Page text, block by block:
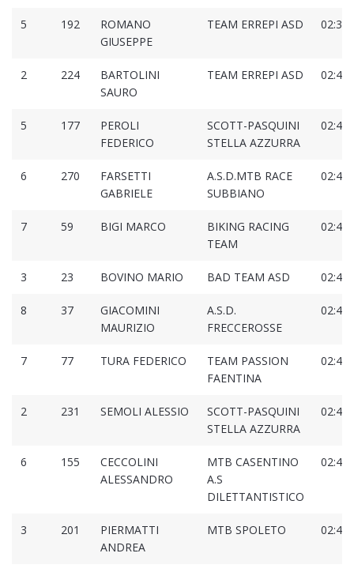
5 192
ROMANO
GIUSEPPE
TEAM ERREPI ASD
2 224
BARTOLINI
SAURO
TEAM ERREPI ASD
5 177
PEROLI
FEDERICO
SCOTT-PASQUINI
STELLA AZZURRA
6 270
FARSETTI
GABRIELE
A.S.D.MTB RACE
SUBBIANO
7 59 BIGI MARCO
BIKING RACING
TEAM
3 23 BOVINO MARIO BAD TEAM ASD
8 37
GIACOMINI
MAURIZIO
A.S.D.
FRECCEROSSE
7 77 TURA FEDERICO
TEAM PASSION
FAENTINA
2 231 SEMOLI ALESSIO
SCOTT-PASQUINI
STELLA AZZURRA
6 155
CECCOLINI
ALESSANDRO
MTB CASENTINO
A.S
DILETTANTISTICO
3 201
PIERMATTI
ANDREA
MTB SPOLETO